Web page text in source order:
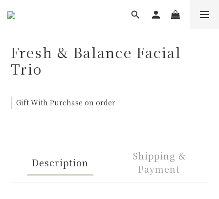
Fresh & Balance Facial
Trio
Gift With Purchase on order
Description
Shipping &
Payment